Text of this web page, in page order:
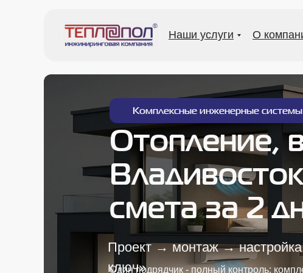
Наши услуги О
Один подрядчик - полный контроль:
Проект → монтаж →
ключ»
Отопление,
смета за 2
Комплексные инженерные системы